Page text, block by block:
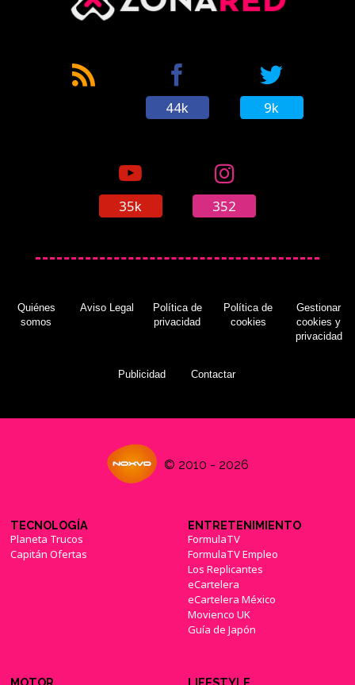
44k 9k
35k 352
Quiénes
somos
Aviso Legal
Política de
privacidad
Política de
cookies
Gestionar
cookies y
privacidad
Publicidad Contactar
© 2010 - 2026
TECNOLOGÍA
Planeta Trucos
Capitán Ofertas
ENTRETENIMIENTO
FormulaTV
FormulaTV Empleo
Los Replicantes
eCartelera
eCartelera México
Movienco UK
Guía de Japón
MOTOR LIFESTYLE